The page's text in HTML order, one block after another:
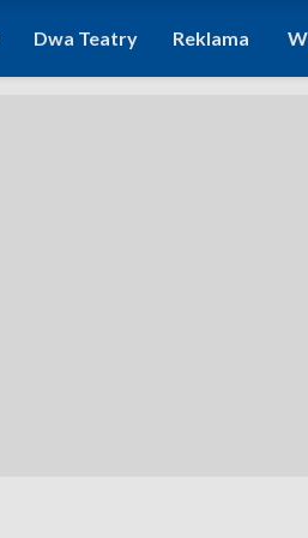
Dwa Teatry Reklama